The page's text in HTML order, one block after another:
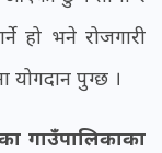
हो भने रोजगारी
योगदान पुग्छ ।
गाउँपालिकाका